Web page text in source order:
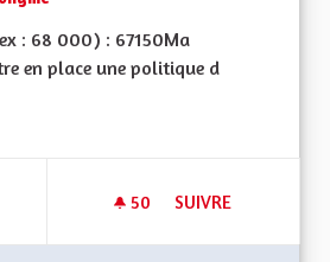
: 68 000) : 67150Ma
en place une politique d
la catégorie : Autres
50 50 ABONNÉS
SUIVRE